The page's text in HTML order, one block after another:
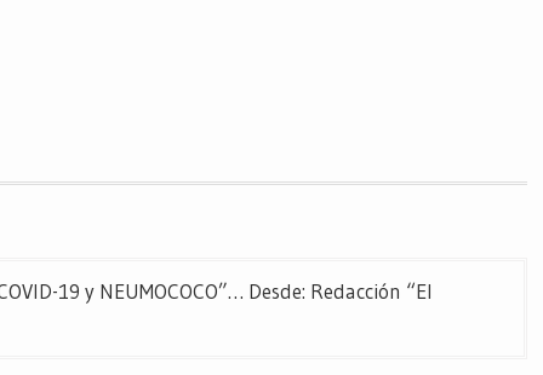
19 y NEUMOCOCO”… Desde: Redacción “El